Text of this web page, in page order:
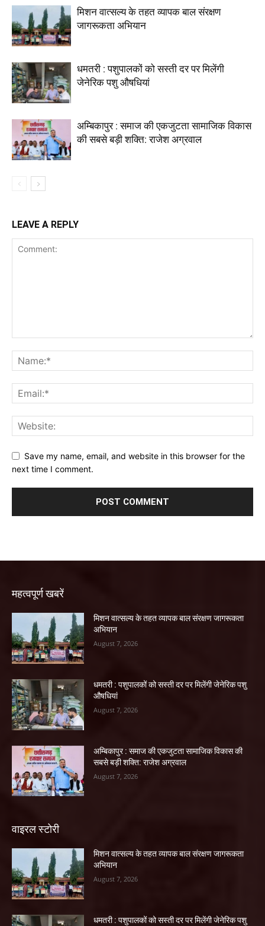
मिशन वात्सल्य के तहत व्यापक बाल संरक्षण
जागरूकता अभियान
धमतरी : पशुपालकों को सस्ती दर पर मिलेंगी
जेनेरिक पशु औषधियां
अम्बिकापुर : समाज की एकजुटता सामाजिक विकास
की सबसे बड़ी शक्ति: राजेश अग्रवाल
LEAVE A REPLY
Save my name, email, and website in this browser for the
next time I comment.
महत्वपूर्ण खबरें
मिशन वात्सल्य के तहत व्यापक बाल संरक्षण जागरूकता
अभियान
August 7, 2026
धमतरी : पशुपालकों को सस्ती दर पर मिलेंगी जेनेरिक पशु
औषधियां
August 7, 2026
अम्बिकापुर : समाज की एकजुटता सामाजिक विकास की
सबसे बड़ी शक्ति: राजेश अग्रवाल
August 7, 2026
वाइरल स्टोरी
मिशन वात्सल्य के तहत व्यापक बाल संरक्षण जागरूकता
अभियान
August 7, 2026
धमतरी : पशुपालकों को सस्ती दर पर मिलेंगी जेनेरिक पशु